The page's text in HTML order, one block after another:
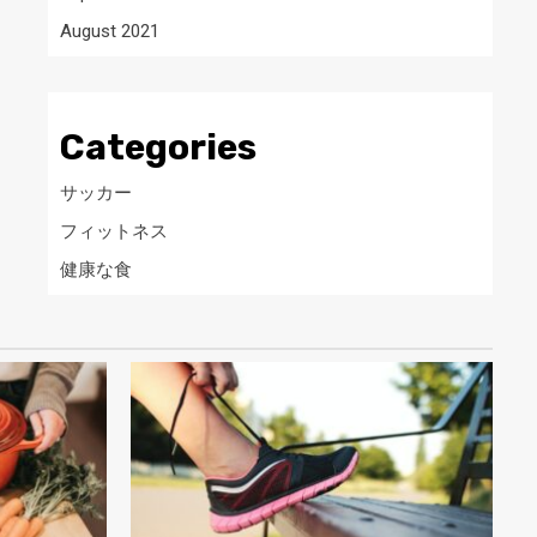
August 2021
Categories
サッカー
フィットネス
健康な食